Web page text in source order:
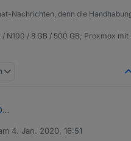
: 1636,
:
"enabled": true,
"debounce": "",
"changesRelogInterval":
"enabled": true,
Nachrichten, denn die
N100 / 8 GB / 500 GB; Proxmox mit
allerdings "read only". Da muss
4. Jan. 2020, 16:51
von